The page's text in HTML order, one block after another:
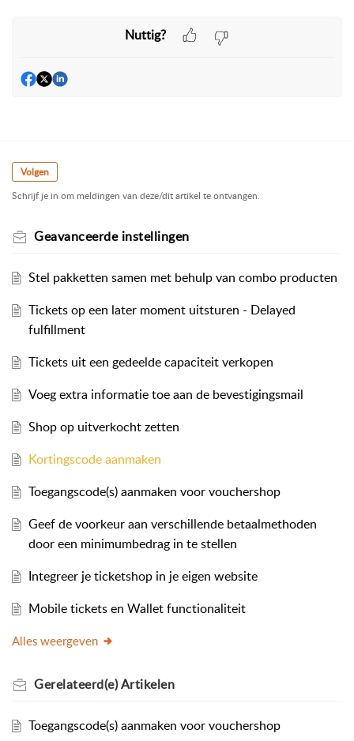
Nuttig?
Volgen
Schrijf je in om meldingen van deze/dit artikel te ontvangen.
Geavanceerde instellingen
Stel pakketten samen met behulp van combo producten
Tickets op een later moment uitsturen - Delayed
fulfillment
Tickets uit een gedeelde capaciteit verkopen
Voeg extra informatie toe aan de bevestigingsmail
Shop op uitverkocht zetten
Kortingscode aanmaken
Toegangscode(s) aanmaken voor vouchershop
Geef de voorkeur aan verschillende betaalmethoden
door een minimumbedrag in te stellen
Integreer je ticketshop in je eigen website
Mobile tickets en Wallet functionaliteit
Alles weergeven
Gerelateerd(e)Artikelen
Toegangscode(s) aanmaken voor vouchershop